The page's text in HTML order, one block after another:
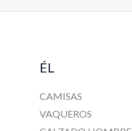
ÉL
CAMISAS
VAQUEROS